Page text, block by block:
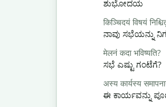
ಶುಭೋದಯ
किञ्चिदयं विषयं
ನಾವು ಸಭೆಯನ್ನು
मेलनं कदा भविष्यति?
ಸಭೆ ಎಷ್ಟು ಗಂಟೆಗೆ?
अस्य कार्यस्य
ಈ ಕಾರ್ಯವನ್ನು